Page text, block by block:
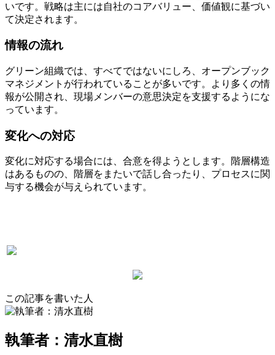
いです。戦略は主には自社のコアバリュー、価値観に基づい
て決定されます。
情報の流れ
グリーン組織では、すべてではないにしろ、オープンブック
マネジメントが行われていることが多いです。より多くの情
報が公開され、現場メンバーの意思決定を支援するようにな
っています。
変化への対応
変化に対応する場合には、合意を得ようとします。階層構造
はあるものの、階層をまたいで話し合ったり、プロセスに関
与する機会が与えられています。
この記事を書いた人
執筆者：清水直樹